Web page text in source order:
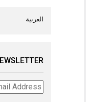
العربية
Email
Address